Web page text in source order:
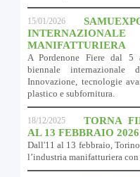
15/01/2026
MANIFATTURIERA
A Pordenone Fiere dal 5
biennale internazionale
Innovazione, tecnologie
plastico e subfornitura.
18/12/2025
TORNA
AL 13 FEBBRAIO 2026
Dall'11 al 13 febbraio,
l’industria manifatturiera